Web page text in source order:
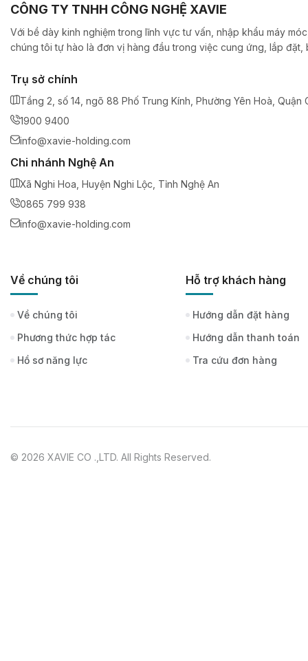
CÔNG TY TNHH CÔNG NGHỆ XAVIE
Với bề dày kinh nghiệm trong lĩnh vực tư vấn, nhập khẩu máy
chúng tôi tự hào là đơn vị hàng đầu trong việc cung ứng, lắp đặt,
Trụ sở chính
Tầng 2, số 14, ngõ 88 Phố Trung Kính, Phường Yên Hoà, Quận
1900 9400
info@xavie-holding.com
Chi nhánh Nghệ An
Xã Nghi Hoa, Huyện Nghi Lộc, Tỉnh Nghệ An
0865 799 938
info@xavie-holding.com
Về chúng tôi
Về chúng tôi
Phương thức hợp tác
Hồ sơ năng lực
Hỗ trợ khách hàng
Hướng dẫn đặt hàng
Hướng dẫn thanh toán
Tra cứu đơn hàng
© 2026 XAVIE CO .,LTD. All Rights Reserved.